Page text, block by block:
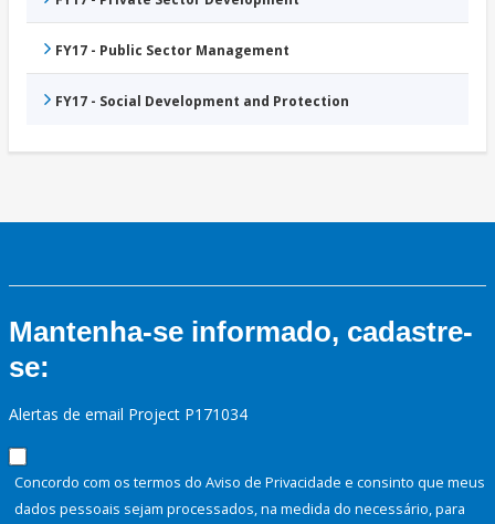
FY17 - Public Sector Management
FY17 - Social Development and Protection
Mantenha-se informado, cadastre-
se:
Alertas de email Project P171034
Concordo com os termos do Aviso de Privacidade e consinto que meus
dados pessoais sejam processados, na medida do necessário, para